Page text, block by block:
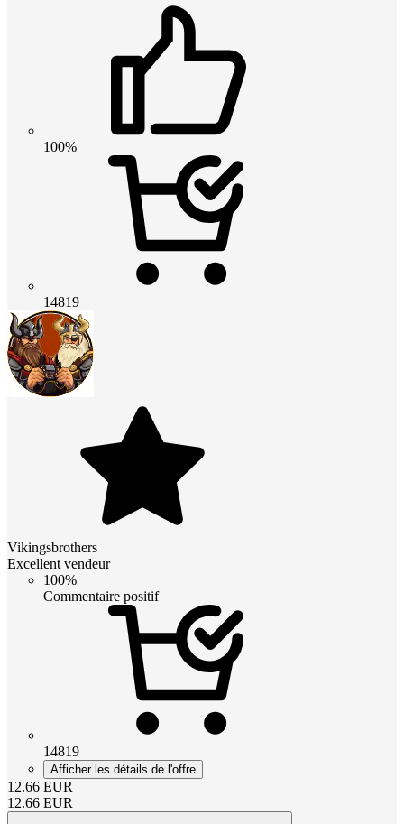
100%
14819
Vikingsbrothers
Excellent vendeur
100%
Commentaire positif
14819
Afficher les détails de l'offre
12.66 EUR
12.66 EUR